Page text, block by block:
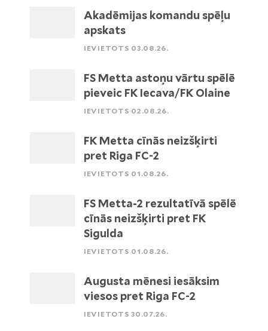
Akadēmijas komandu spēļu
apskats
IEVIETOTS 03.08.26.
FS Metta astoņu vārtu spēlē
pieveic FK Iecava/FK Olaine
IEVIETOTS 02.08.26.
FK Metta cīnās neizšķirti
pret Riga FC-2
IEVIETOTS 01.08.26.
FS Metta-2 rezultatīvā spēlē
cīnās neizšķirti pret FK
Sigulda
IEVIETOTS 01.08.26.
Augusta mēnesi iesāksim
viesos pret Riga FC-2
IEVIETOTS 30.07.26.